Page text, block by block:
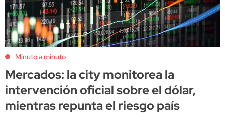
Minuto a minuto
Mercados: la city monitorea la
intervención oficial sobre el dólar,
mientras repunta el riesgo país